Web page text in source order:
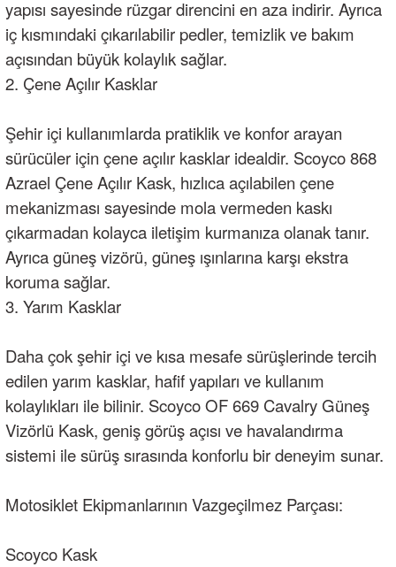
yapısı sayesinde rüzgar direncini en aza indirir. Ayrıca
iç kısmındaki çıkarılabilir pedler, temizlik ve bakım
açısından büyük kolaylık sağlar.
2. Çene Açılır Kasklar
Şehir içi kullanımlarda pratiklik ve konfor arayan
sürücüler için çene açılır kasklar idealdir. Scoyco 868
Azrael Çene Açılır Kask, hızlıca açılabilen çene
mekanizması sayesinde mola vermeden kaskı
çıkarmadan kolayca iletişim kurmanıza olanak tanır.
Ayrıca güneş vizörü, güneş ışınlarına karşı ekstra
koruma sağlar.
3. Yarım Kasklar
Daha çok şehir içi ve kısa mesafe sürüşlerinde tercih
edilen yarım kasklar, hafif yapıları ve kullanım
kolaylıkları ile bilinir. Scoyco OF 669 Cavalry Güneş
Vizörlü Kask, geniş görüş açısı ve havalandırma
sistemi ile sürüş sırasında konforlu bir deneyim sunar.
Motosiklet Ekipmanlarının Vazgeçilmez Parçası:
Scoyco Kask